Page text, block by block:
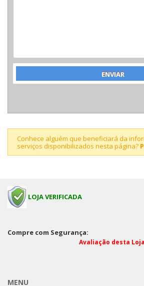
Conhece alguém que beneficiará da
serviços disponibilizados nesta página?
LOJA VERIFICADA
Compre com Segurança:
Avaliação desta Loja
MENU